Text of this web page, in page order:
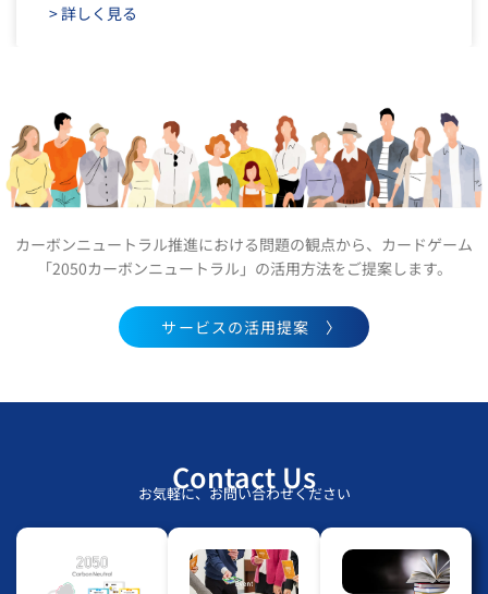
> 詳しく見る
カーボンニュートラル推進における問題の観点から、カードゲーム
「2050カーボンニュートラル」の活用方法をご提案します。
サービスの活用提案 〉
Contact Us
お気軽に、お問い合わせください